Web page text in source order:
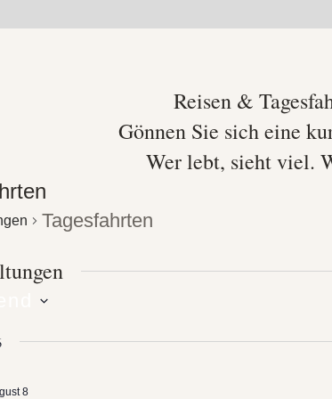
Reisen &
Gönnen Sie sich eine
Wer lebt, sieht viel.
Tagesfahrten
8